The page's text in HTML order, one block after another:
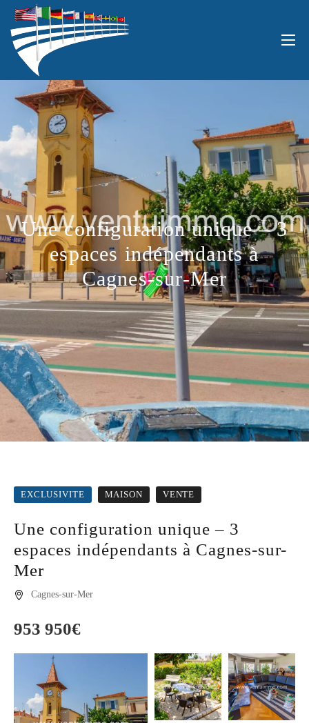
Une configuration unique – 3
espaces indépendants à
Cagnes-sur-Mer
EXCLUSIVITE MAISON VENTE
Une configuration unique – 3
espaces indépendants à Cagnes-sur-
Mer
Cagnes-sur-Mer
953 950€